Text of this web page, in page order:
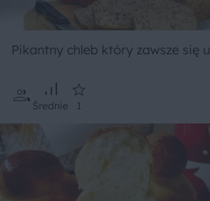
Pikantny chleb który zawsze się
Średnie 1